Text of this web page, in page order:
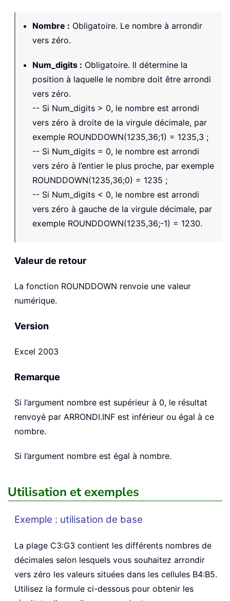
Nombre : Obligatoire. Le nombre à arrondir
vers zéro.
Num_digits : Obligatoire. Il détermine la
position à laquelle le nombre doit être arrondi
vers zéro.
-- Si Num_digits > 0, le nombre est arrondi
vers zéro à droite de la virgule décimale, par
exemple ROUNDDOWN(1235,36;1) = 1235,3 ;
-- Si Num_digits = 0, le nombre est arrondi
vers zéro à l’entier le plus proche, par exemple
ROUNDDOWN(1235,36;0) = 1235 ;
-- Si Num_digits < 0, le nombre est arrondi
vers zéro à gauche de la virgule décimale, par
exemple ROUNDDOWN(1235,36;-1) = 1230.
Valeur de retour
La fonction ROUNDDOWN renvoie une valeur
numérique.
Version
Excel 2003
Remarque
Si l’argument nombre est supérieur à 0, le résultat
renvoyé par ARRONDI.INF est inférieur ou égal à ce
nombre.
Si l’argument nombre est égal à nombre.
Utilisation et exemples
Exemple : utilisation de base
La plage C3:G3 contient les différents nombres de
décimales selon lesquels vous souhaitez arrondir
vers zéro les valeurs situées dans les cellules B4:B5.
Utilisez la formule ci-dessous pour obtenir les